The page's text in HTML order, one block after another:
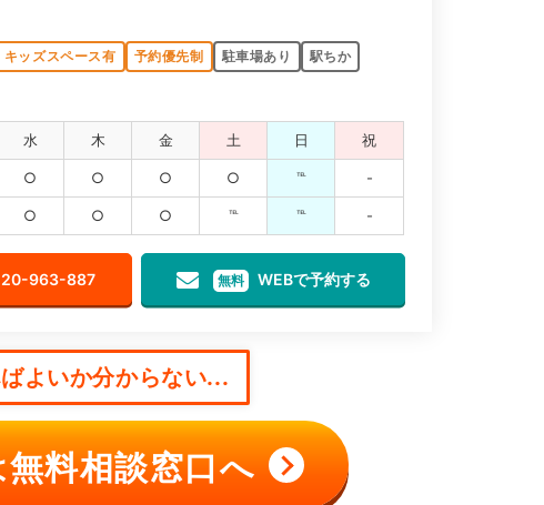
キッズスペース有 予約優先制 駐車場あり
駅ちか
水 木 金 土 日 祝
○ ○ ○ ○ ℡ -
○ ○ ○ ℡ ℡ -
963-887 無料 WEBで予約する
よいか分からない...
料相談窓口へ